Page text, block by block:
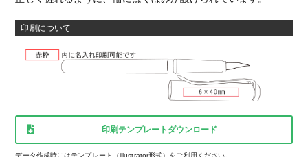
印刷について
印刷テンプレートダウンロード